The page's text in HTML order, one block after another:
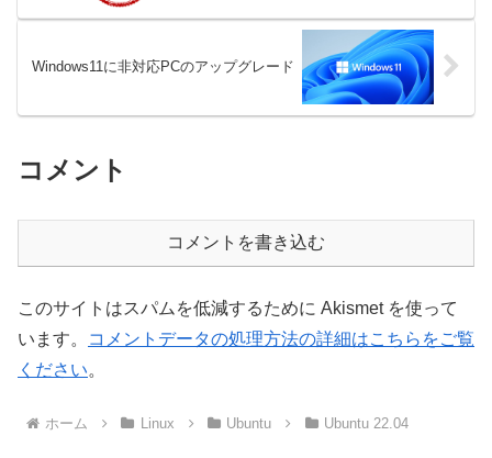
Windows11に非対応PCのアップグレード
コメント
コメントを書き込む
このサイトはスパムを低減するために Akismet を使って
います。
コメントデータの処理方法の詳細はこちらをご覧
ください。
ホーム Linux Ubuntu Ubuntu 22.04